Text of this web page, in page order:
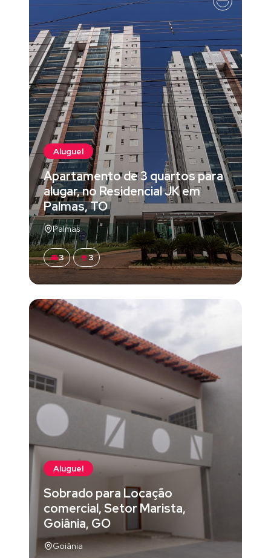
Aluguel
Apartamento de 3 quartos para
alugar, no Residencial JK em
Palmas, TO
Palmas
3 3
Aluguel
Sobrado para Locação
comercial, Setor Marista,
Goiânia, GO
Goiânia